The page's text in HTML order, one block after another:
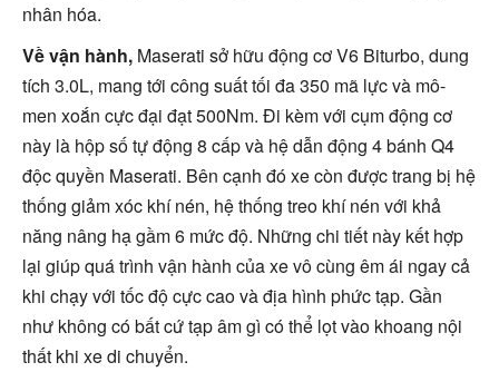
nhân hóa.
Về vận hành, Maserati sở hữu động cơ V6 Biturbo, dung
tích 3.0L, mang tới công suất tối đa 350 mã lực và mô-
men xoắn cực đại đạt 500Nm. Đi kèm với cụm động cơ
này là hộp số tự động 8 cấp và hệ dẫn động 4 bánh Q4
độc quyền Maserati. Bên cạnh đó xe còn được trang bị hệ
thống giảm xóc khí nén, hệ thống treo khí nén với khả
năng nâng hạ gầm 6 mức độ. Những chi tiết này kết hợp
lại giúp quá trình vận hành của xe vô cùng êm ái ngay cả
khi chạy với tốc độ cực cao và địa hình phức tạp. Gần
như không có bất cứ tạp âm gì có thể lọt vào khoang nội
thất khi xe di chuyển.